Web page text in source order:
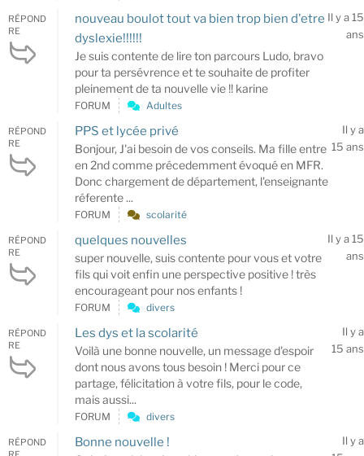
RÉPOND
RE
nouveau boulot tout va bien trop bien d'etre
dyslexie!!!!!!
Je suis contente de lire ton parcours Ludo, bravo
pour ta persévrence et te souhaite de profiter
pleinement de ta nouvelle vie !! karine
Il y a 15
ans
FORUM Adultes
RÉPOND
RE
PPS et lycée privé
Bonjour, J'ai besoin de vos conseils. Ma fille entre
en 2nd comme précedemment évoqué en MFR.
Donc chargement de département, l'enseignante
réferente ...
Il y a
15 ans
FORUM scolarité
RÉPOND
RE
quelques nouvelles
super nouvelle, suis contente pour vous et votre
fils qui voit enfin une perspective positive ! très
encourageant pour nos enfants !
Il y a 15
ans
FORUM divers
RÉPOND
RE
Les dys et la scolarité
Voilà une bonne nouvelle, un message d'espoir
dont nous avons tous besoin ! Merci pour ce
partage, félicitation à votre fils, pour le code,
mais aussi...
Il y a
15 ans
FORUM divers
RÉPOND
Bonne nouvelle !
Il y a